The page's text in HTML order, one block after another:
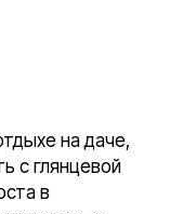
на даче,
с глянцевой
в